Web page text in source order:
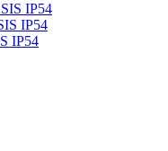
IP54
IP54
IP54